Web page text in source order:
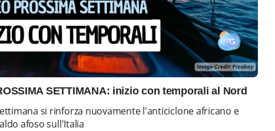
SETTIMANA: inizio con temporali al Nord
si rinforza nuovamente l'anticiclone africano e
afoso sull'Italia